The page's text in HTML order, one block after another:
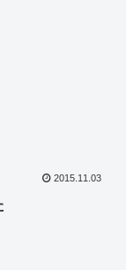
2015.11.03